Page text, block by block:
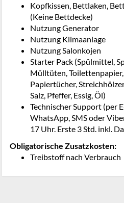
Kopfkissen, Bettlaken,
(Keine Bettdecke)
Nutzung Generator
Nutzung Klimaanlage
Nutzung Salonkojen
Starter Pack (Spülmittel,
Mülltüten, Toilettenpapier,
Papiertücher,
Salz, Pfeffer, Essig, Öl)
Technischer Support (per
WhatsApp, SMS oder
17 Uhr. Erste 3 Std. inkl.
Obligatorische Zusatzkosten:
Treibstoff nach Verbrauch